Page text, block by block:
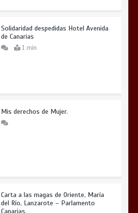
Solidaridad despedidas Hotel Avenida
de Canarias
1 min
Mis derechos de Mujer.
Carta a las magas de Oriente, María
del Río, Lanzarote – Parlamento
Canarias.